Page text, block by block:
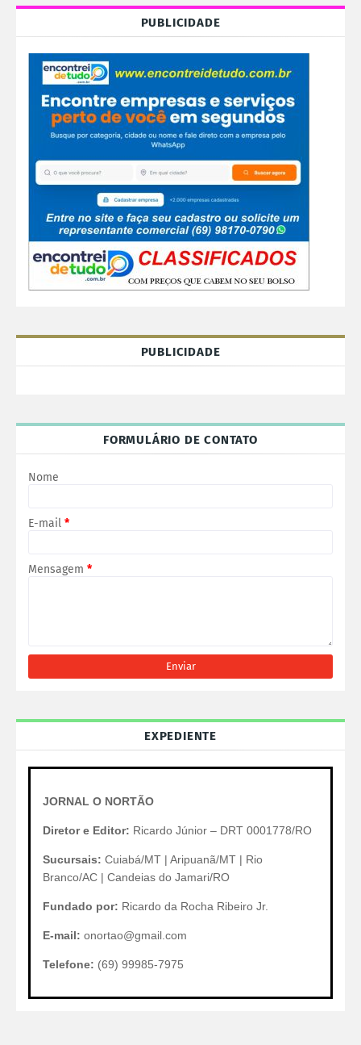
PUBLICIDADE
PUBLICIDADE
FORMULÁRIO DE CONTATO
Nome
E-mail *
Mensagem *
EXPEDIENTE
JORNAL O NORTÃO
Diretor e Editor: Ricardo Júnior – DRT 0001778/RO
Sucursais: Cuiabá/MT | Aripuanã/MT | Rio
Branco/AC | Candeias do Jamari/RO
Fundado por: Ricardo da Rocha Ribeiro Jr.
E-mail: onortao@gmail.com
Telefone: (69) 99985-7975